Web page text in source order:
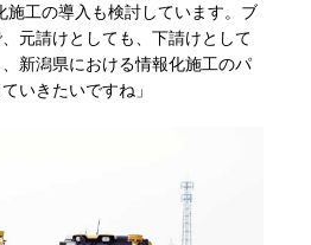
施工の導入も検討しています。ブ
元請けとしても、下請けとして
新潟県における情報化施工のパ
いきたいですね」